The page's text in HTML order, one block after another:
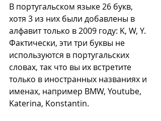
В португальском языке 26 букв,
хотя 3 из них были добавлены в
алфавит только в 2009 году: K, W, Y.
Фактически, эти три буквы не
используются в португальских
словах, так что вы их встретите
только в иностранных названиях и
именах, например BMW, Youtube,
Katerina, Konstantin.